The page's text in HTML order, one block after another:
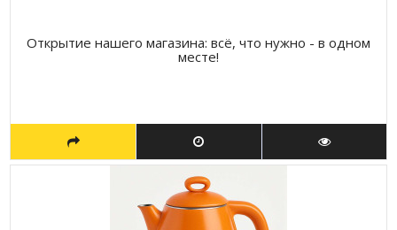
Открытие нашего магазина: всё, что нужно - в одном
месте!